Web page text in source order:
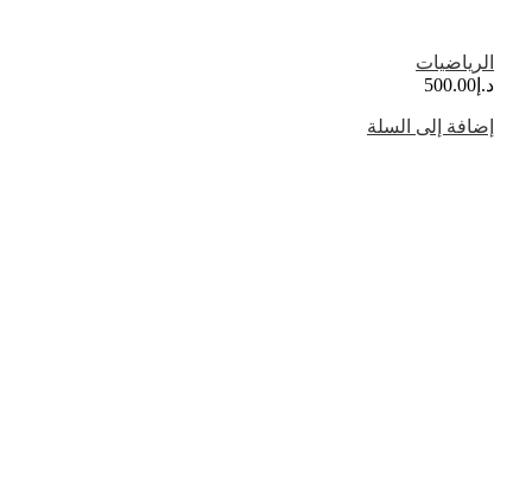
الرياضيات
500.00
إضافة إلى السلة